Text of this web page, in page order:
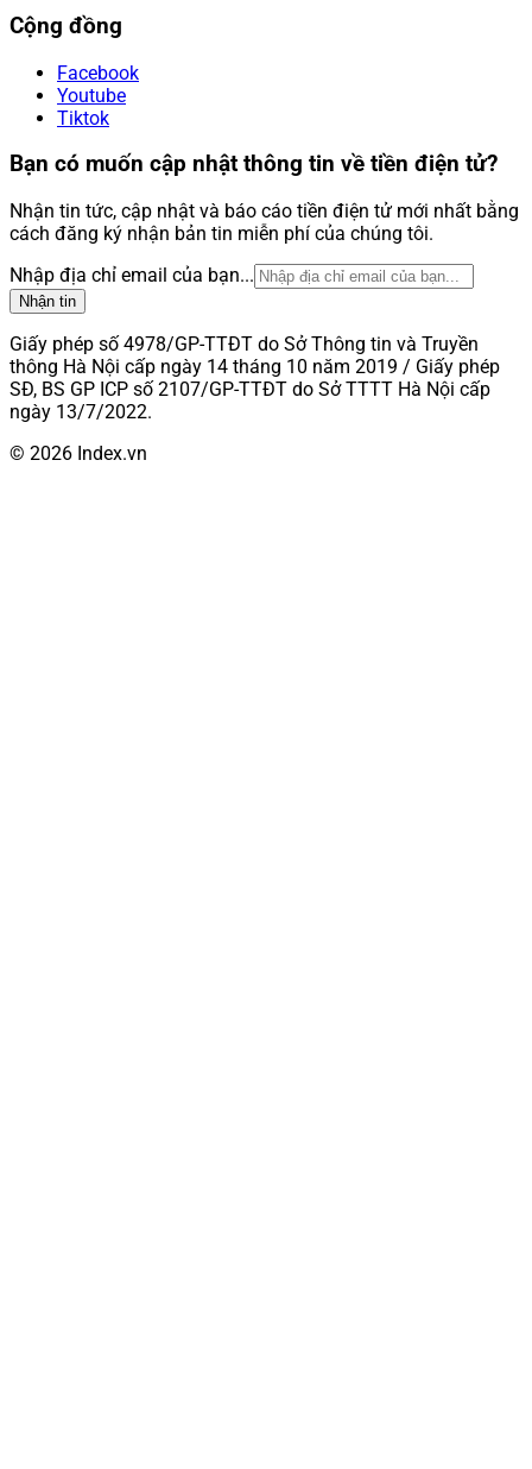
Cộng đồng
Facebook
Youtube
Tiktok
Bạn có muốn cập nhật thông tin về tiền điện tử?
Nhận tin tức, cập nhật và báo cáo tiền điện tử mới nhất bằng
cách đăng ký nhận bản tin miễn phí của chúng tôi.
Nhập địa chỉ email của bạn...
Nhận tin
Giấy phép số 4978/GP-TTĐT do Sở Thông tin và Truyền
thông Hà Nội cấp ngày 14 tháng 10 năm 2019 / Giấy phép
SĐ, BS GP ICP số 2107/GP-TTĐT do Sở TTTT Hà Nội cấp
ngày 13/7/2022.
© 2026 Index.vn